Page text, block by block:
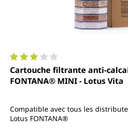
Note moyenne de 3 sur 5
Cartouche filtrante anti-
FONTANA® MINI - Lotus Vita
Compatible avec tous les
Lotus FONTANA®